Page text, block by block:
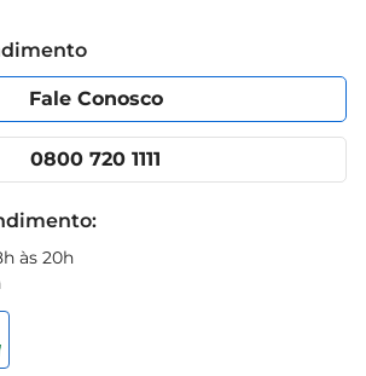
Fale Conosco
0800 720 1111
às 20h